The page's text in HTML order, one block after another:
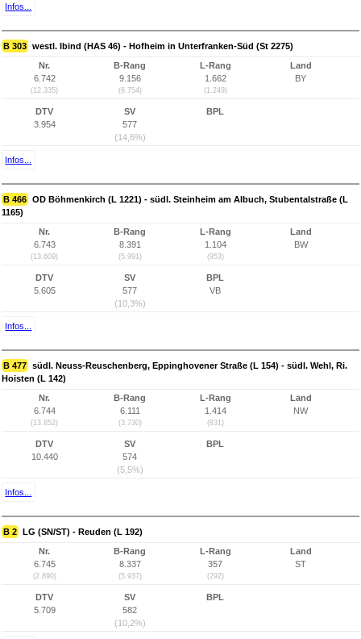
Infos...
B 303 westl. Ibind (HAS 46) - Hofheim in Unterfranken-Süd (St 2275)
Nr.
6.742
(12.335)
B-Rang
9.156
(6.754)
L-Rang
1.662
(1.249)
Land
BY
DTV
3.954
SV
577
(14,6%)
BPL
Infos...
B 466 OD Böhmenkirch (L 1221) - südl. Steinheim am Albuch, Stubentalstraße (L
1165)
Nr.
6.743
(13.609)
B-Rang
8.391
(5.991)
L-Rang
1.104
(953)
Land
BW
DTV
5.605
SV
577
(10,3%)
BPL
VB
Infos...
B 477 südl. Neuss-Reuschenberg, Eppinghovener Straße (L 154) - südl. Wehl, Ri.
Hoisten (L 142)
Nr.
6.744
(13.852)
B-Rang
6.111
(3.730)
L-Rang
1.414
(831)
Land
NW
DTV
10.440
SV
574
(5,5%)
BPL
Infos...
B 2 LG (SN/ST) - Reuden (L 192)
Nr.
6.745
(2.890)
B-Rang
8.337
(5.937)
L-Rang
357
(292)
Land
ST
DTV
5.709
SV
582
(10,2%)
BPL